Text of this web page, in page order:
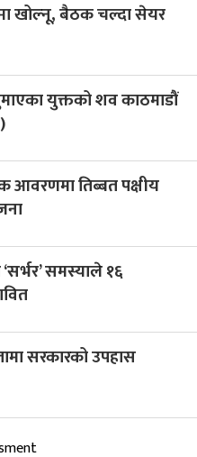
खोल्नू, बैठक चल्दा सेयर
युक्तको शव काठमाडौं
आवरणमा तिब्बत पक्षीय
‘सर्भर’ समस्याले १६
सरकारको उपहास